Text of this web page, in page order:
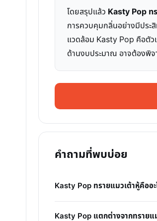
โดยสรุปแล้ว Kasty Pop ท
การควบคุมกลิ่นอย่างมีประ
แวดล้อม Kasty Pop คือตัว
ด้านงบประมาณ อาจต้องพิ
คำถามที่พบบ่อย
Kasty Pop ทรายแมวเต้าหู้คืออะ
Kasty Pop แตกต่างจากทรายแ